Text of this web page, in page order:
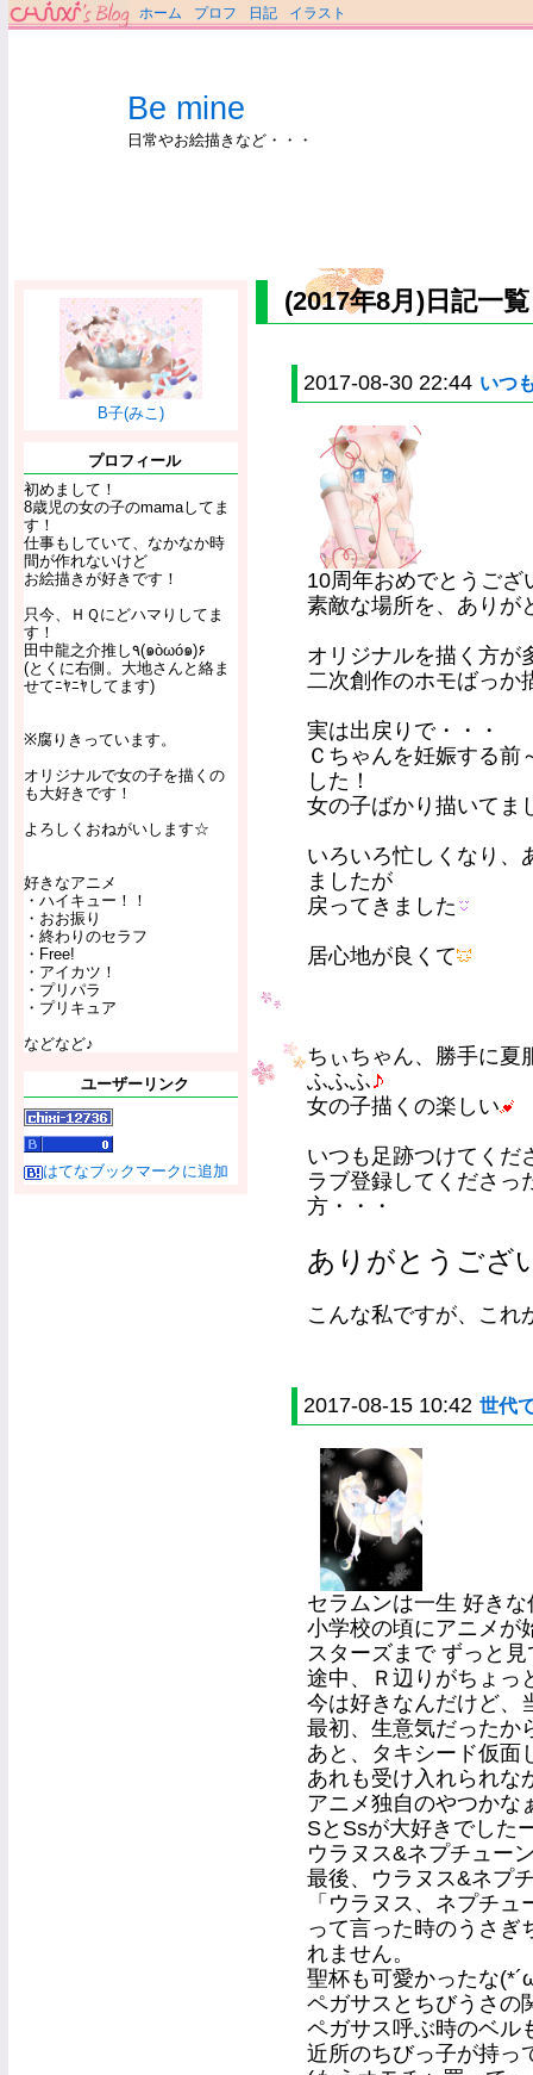
ホーム プロフ 日記 イラスト
Be mine
日常やお絵描きなど・・・
B子(みこ)
プロフィール
初めまして！
8歳児の女の子のmamaしてま
す！
仕事もしていて、なかなか時
間が作れないけど
お絵描きが好きです！
只今、ＨＱにどハマりしてま
す！
田中龍之介推し٩(๑òωó๑)۶
(とくに右側。大地さんと絡ま
せてﾆﾔﾆﾔしてます)
※腐りきっています。
オリジナルで女の子を描くの
も大好きです！
よろしくおねがいします☆
好きなアニメ
・ハイキュー！！
・おお振り
・終わりのセラフ
・Free!
・アイカツ！
・プリパラ
・プリキュア
などなど♪
ユーザーリンク
はてなブックマークに追加
(2017年8月)日記一覧
2017-08-30 22:44 いつ
10周年おめでとうござ
素敵な場所を、ありが
オリジナルを描く方が
二次創作のホモばっか
実は出戻りで・・・
Ｃちゃんを妊娠する前
した！
女の子ばかり描いてま
いろいろ忙しくなり、
ましたが
戻ってきました
居心地が良くて
ちぃちゃん、勝手に夏
ふふふ
女の子描くの楽しい
いつも足跡つけてくだ
ラブ登録してくださっ
方・・・
ありがとうござ
こんな私ですが、これ
2017-08-15 10:42 世代
セラムンは一生 好き
小学校の頃にアニメが
スターズまで ずっと
途中、Ｒ辺りがちょ
今は好きなんだけど
最初、生意気だったか
あと、タキシード仮面
あれも受け入れられな
アニメ独自のやつかな
SとSsが大好きでした
ウラヌス&ネプチュー
最後、ウラヌス&ネプ
「ウラヌス、ネプチ
って言った時のうさぎ
れません。
聖杯も可愛かったな
ペガサスとちびうさ
ペガサス呼ぶ時のベ
近所のちびっ子が持っ